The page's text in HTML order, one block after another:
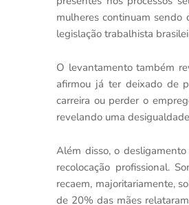
mulheres continuam sendo
legislação trabalhista
O levantamento também
afirmou já ter deixado de
carreira ou perder o
revelando uma
Além disso, o
recolocação profissional.
recaem, majoritariamente,
de 20% das mães